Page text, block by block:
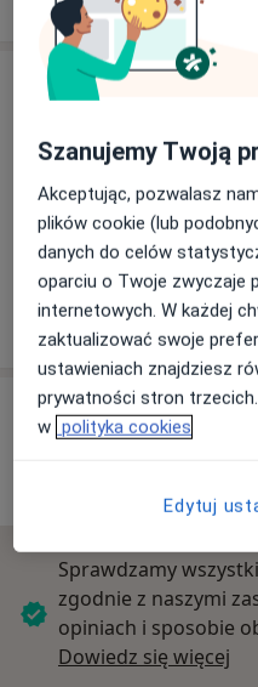
Adres
Grodziskie Centrum
Piaskowa 17 A, 05-827
Opinie o specjalistach (5)
Sprawdzamy
zgodnie z naszymi
opiniach i sposobie
Dowiedz się więcej
Szanujemy Twoją
Akceptując, pozwalasz
plików cookie (lub
danych do celów
oparciu o Twoje zwyczaje
internetowych. W każdej
zaktualizować swoje
ustawieniach znajdziesz
prywatności stron
w polityka cookies
Edytuj